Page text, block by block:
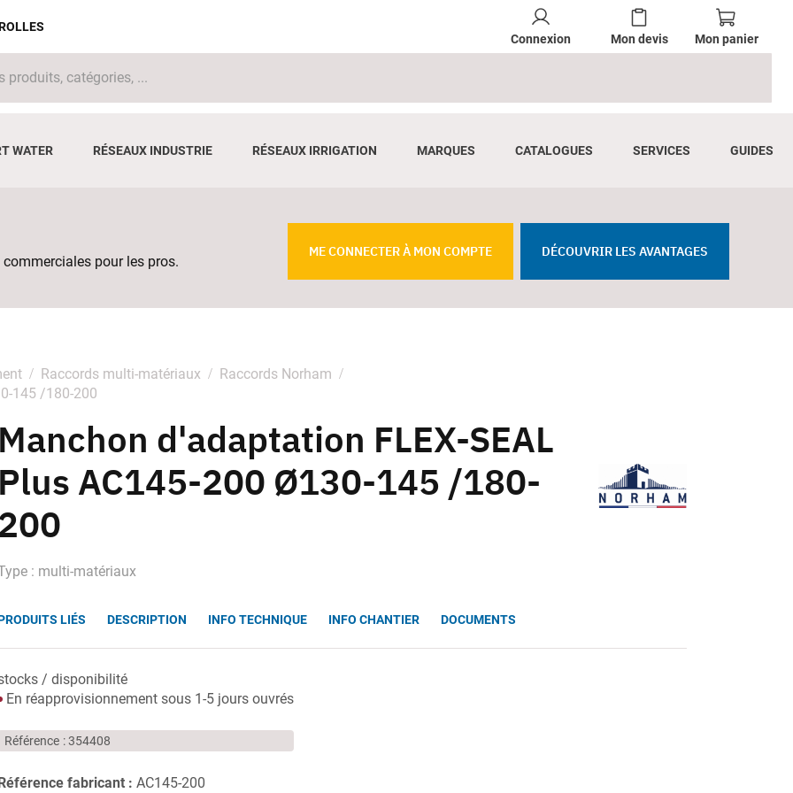
Connexion Mon devis Mon panier
WATER RÉSEAUX INDUSTRIE RÉSEAUX IRRIGATION MARQUES CATALOGUES SERVICES GUIDES
pour les pros.
ME CONNECTER À MON COMPTE DÉCOUVRIR LES AVANTAGES
Raccords multi-matériaux
Raccords Norham
145 /180-200
Manchon d'adaptation FLEX-SEAL
Plus AC145-200 Ø130-145 /180-
200
: multi-matériaux
LIÉS DESCRIPTION INFO TECHNIQUE INFO CHANTIER DOCUMENTS
/ disponibilité
En réapprovisionnement sous 1-5 jours ouvrés
Référence 354408
fabricant : AC145-200